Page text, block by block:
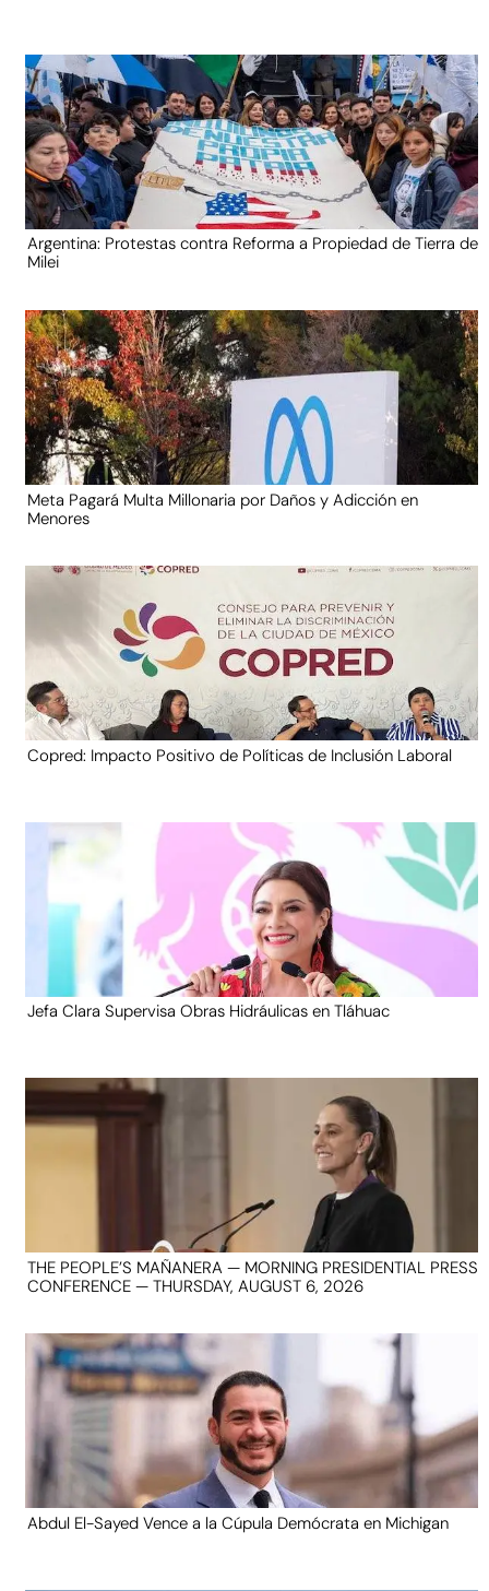
Argentina: Protestas contra Reforma a Propiedad de Tierra de
Milei
Meta Pagará Multa Millonaria por Daños y Adicción en
Menores
Copred: Impacto Positivo de Políticas de Inclusión Laboral
Jefa Clara Supervisa Obras Hidráulicas en Tláhuac
THE PEOPLE’S MAÑANERA — MORNING PRESIDENTIAL PRESS
CONFERENCE — THURSDAY, AUGUST 6, 2026
Abdul El-Sayed Vence a la Cúpula Demócrata en Michigan